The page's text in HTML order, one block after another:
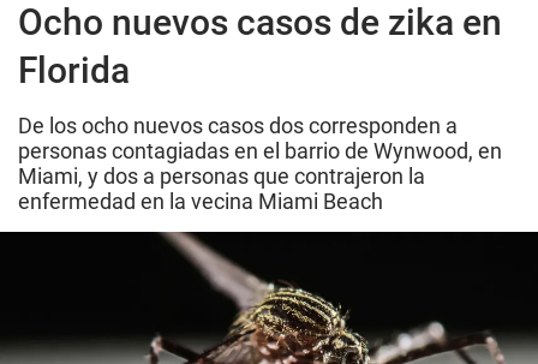
Ocho nuevos casos de zika en
Florida
De los ocho nuevos casos dos corresponden a
personas contagiadas en el barrio de Wynwood, en
Miami, y dos a personas que contrajeron la
enfermedad en la vecina Miami Beach